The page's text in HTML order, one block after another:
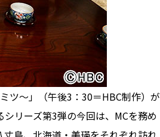
ツ～」（午後3：30＝HBC制作）が
リーズ第3弾の今回は、MCを務め